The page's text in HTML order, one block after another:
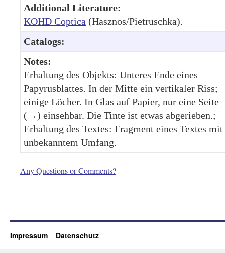
Additional Literature:
KOHD Coptica (Hasznos/Pietruschka).
Catalogs:
Notes:
Erhaltung des Objekts: Unteres Ende eines
Papyrusblattes. In der Mitte ein vertikaler Riss;
einige Löcher. In Glas auf Papier, nur eine Seite
(→) einsehbar. Die Tinte ist etwas abgerieben.;
Erhaltung des Textes: Fragment eines Textes mit
unbekanntem Umfang.
Any Questions or Comments?
Impressum Datenschutz